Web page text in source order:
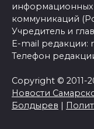
информационных
коммуникаций
Учредитель и
E-mail редакции:
Телефон
Copyright © 2011-
Новости
Болдырев |